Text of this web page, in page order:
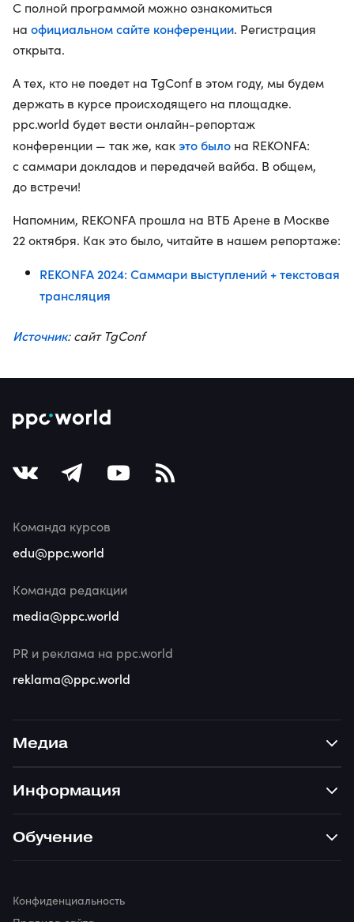
С полной программой можно ознакомиться
на официальном сайте конференции. Регистрация
открыта.
А тех, кто не поедет на TgConf в этом году, мы будем
держать в курсе происходящего на площадке.
ppc.world будет вести онлайн-репортаж
конференции — так же, какэто было на REKONFA:
с саммари докладов и передачей вайба. В общем,
до встречи!
Напомним, REKONFA прошла на ВТБ Арене в Москве
22 октября. Как это было, читайте в нашем репортаже:
REKONFA 2024: Саммари выступлений + текстовая
трансляция
Источник: сайт TgConf
Медиа
Информация
Обучение
Команда курсов
edu@ppc.world
Команда редакции
media@ppc.world
PR и реклама на ppc.world
reklama@ppc.world
Конфиденциальность